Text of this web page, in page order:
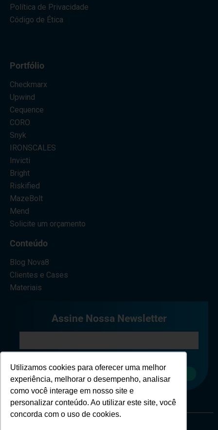
Utilizamos cookies para oferecer uma melhor
experiência, melhorar o desempenho, analisar
como você interage em nosso site e
personalizar conteúdo. Ao utilizar este site, você
concorda com o uso de cookies.
Política de Privacidade
Código de Ética
Portfólio
Checkmarx
Upwind
Cequence
CORO
Snyk
IRONSCALES
Invicti
Bright
Riskified
MazeBolt
Mend
Solicite um orçamento
Conteúdo
Blog Nova8
Clientes e Cases
Materiais
Assine Nossa Newsletter